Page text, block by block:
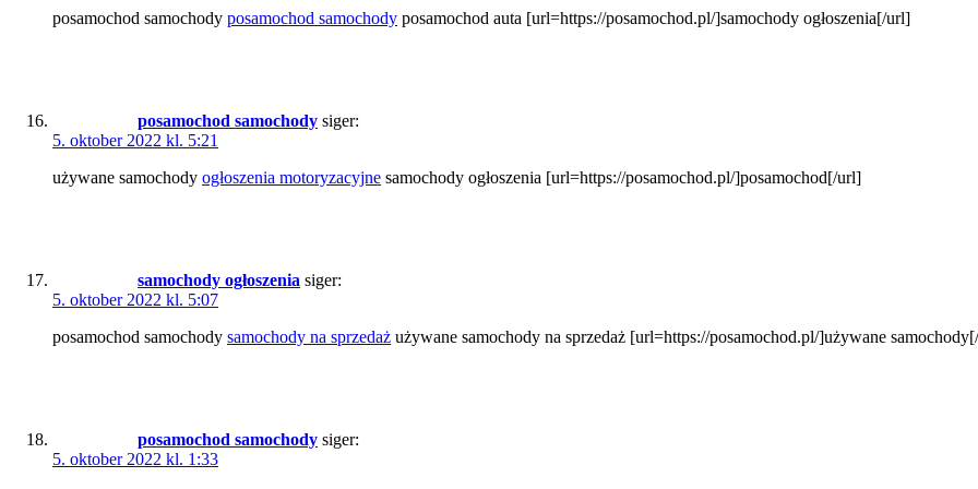
posamochod samochody posamochod samochody posamochod auta [url=https://posamochod.pl/]samochody ogłoszenia[/url]
posamochod samochody siger:
5. oktober 2022 kl. 5:21
używane samochody ogłoszenia motoryzacyjne samochody ogłoszenia [url=https://posamochod.pl/]posamochod[/url]
samochody ogłoszenia siger:
5. oktober 2022 kl. 5:07
posamochod samochody samochody na sprzedaż używane samochody na sprzedaż [url=https://posamochod.pl/]używane
posamochod samochody siger:
5. oktober 2022 kl. 1:33